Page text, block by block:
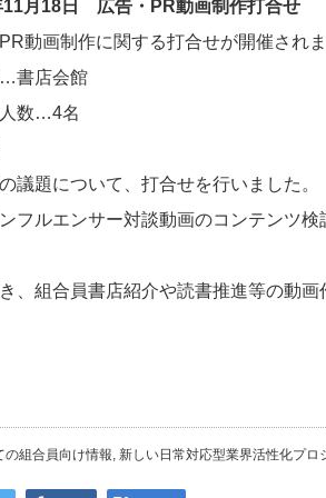
11月18日 広告・PR動画制作打合せ
動画制作に関する打合せが開催されま
…書店会館
人数…4名
議題について、打合せを行いました。
フルエンサー対談動画のコンテンツ検
、組合員書店紹介や読書推進等の動
の組合員向け情報, 新しい日常対応型業界活性化プロ